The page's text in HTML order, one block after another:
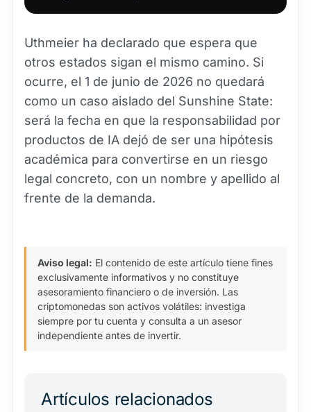
Uthmeier ha declarado que espera que
otros estados sigan el mismo camino. Si
ocurre, el 1 de junio de 2026 no quedará
como un caso aislado del Sunshine State:
será la fecha en que la responsabilidad por
productos de IA dejó de ser una hipótesis
académica para convertirse en un riesgo
legal concreto, con un nombre y apellido al
frente de la demanda.
Aviso legal: El contenido de este artículo tiene fines
exclusivamente informativos y no constituye
asesoramiento financiero o de inversión. Las
criptomonedas son activos volátiles: investiga
siempre por tu cuenta y consulta a un asesor
independiente antes de invertir.
Artículos relacionados